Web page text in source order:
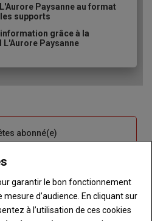
Paysanne au format
supports
grâce à la
Paysanne
abonné(e)
VOUS
compte pour profiter
abonnement
m'inscrit
garantir le bon fonctionnement
d’audience. En cliquant sur
à l’utilisation de ces cookies